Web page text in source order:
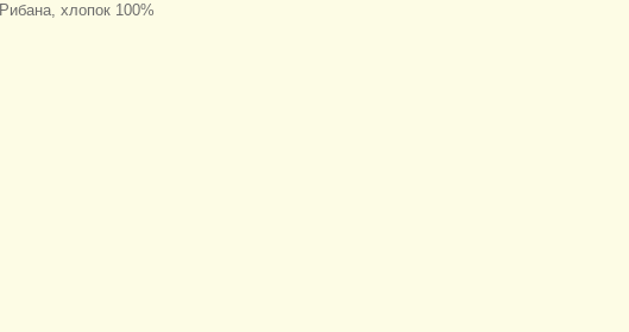
Рибана, хлопок 100%